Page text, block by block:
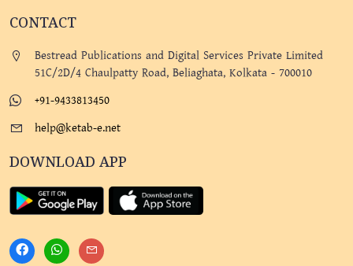
CONTACT
Bestread Publications and Digital Services Private Limited
51C/2D/4 Chaulpatty Road, Beliaghata, Kolkata - 700010
+91-9433813450
help@ketab-e.net
DOWNLOAD APP